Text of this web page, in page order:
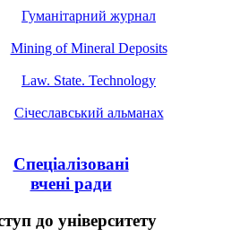
Гуманітарний журнал
Mining of Mineral Deposits
Law. State. Technology
Січеславський альманах
Спеціалізовані
вчені ради
до університету